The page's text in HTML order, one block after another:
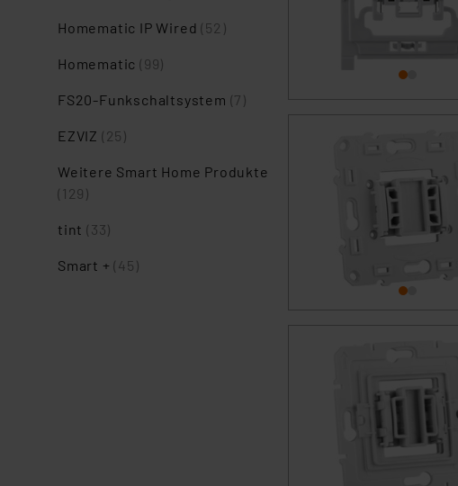
Homematic IP Wired(52)
Homematic(99)
FS20-Funkschaltsystem (7)
EZVIZ (25)
Weitere Smart Home Produkte
(129)
tint (33)
Smart +(45)